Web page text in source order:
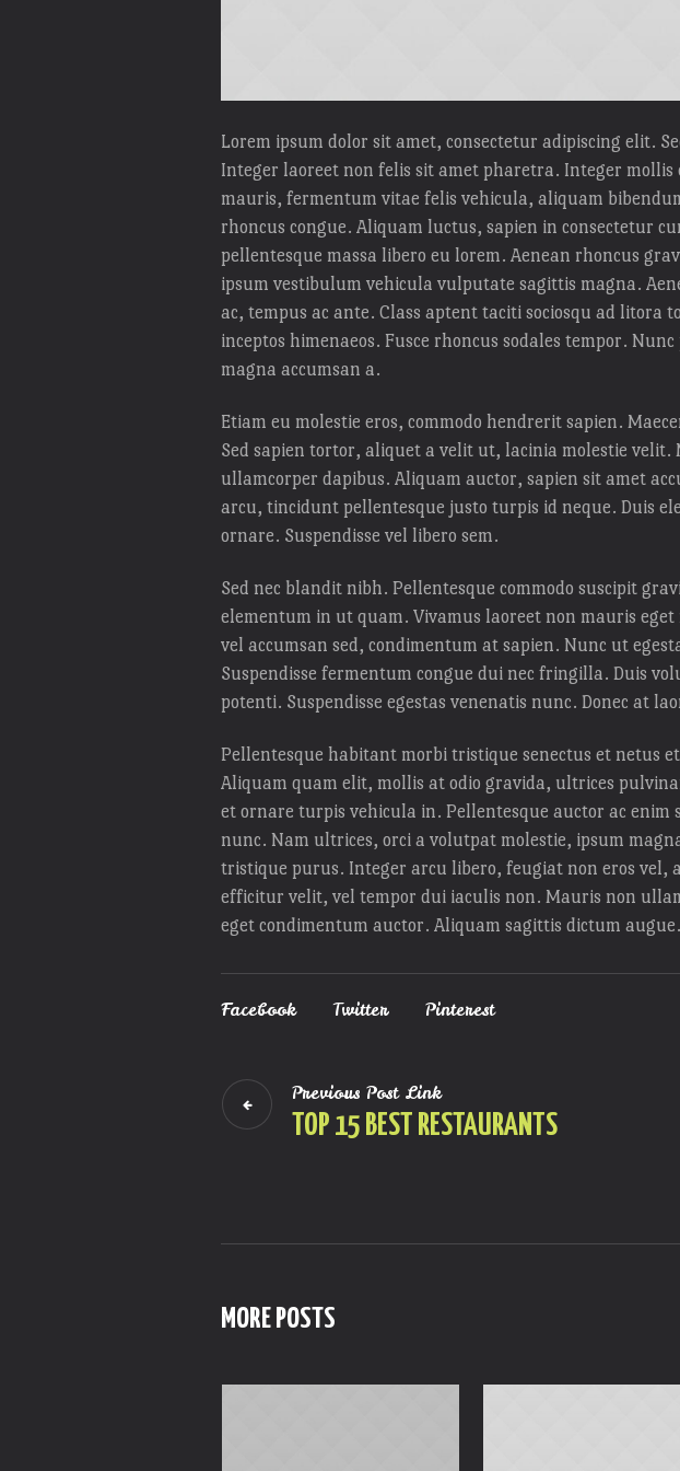
Lorem ipsum dolor sit amet, consectetur adipiscing elit.
Integer laoreet non felis sit amet pharetra. Integer
mauris, fermentum vitae felis vehicula, aliquam
rhoncus congue. Aliquam luctus, sapien in consectetur
pellentesque massa libero eu lorem. Aenean rhoncus
ipsum vestibulum vehicula vulputate sagittis magna.
ac, tempus ac ante. Class aptent taciti sociosqu ad litora
inceptos himenaeos. Fusce rhoncus sodales tempor.
magna accumsan a.
Etiam eu molestie eros, commodo hendrerit sapien.
Sed sapien tortor, aliquet a velit ut, lacinia molestie velit.
ullamcorper dapibus. Aliquam auctor, sapien sit amet
arcu, tincidunt pellentesque justo turpis id neque. Duis
ornare. Suspendisse vel libero sem.
Sed nec blandit nibh. Pellentesque commodo suscipit
elementum in ut quam. Vivamus laoreet non mauris
vel accumsan sed, condimentum at sapien. Nunc ut
Suspendisse fermentum congue dui nec fringilla. Duis
potenti. Suspendisse egestas venenatis nunc. Donec at
Pellentesque habitant morbi tristique senectus et netus
Aliquam quam elit, mollis at odio gravida, ultrices
et ornare turpis vehicula in. Pellentesque auctor ac enim
nunc. Nam ultrices, orci a volutpat molestie, ipsum
tristique purus. Integer arcu libero, feugiat non eros vel,
efficitur velit, vel tempor dui iaculis non. Mauris non
eget condimentum auctor. Aliquam sagittis dictum
Facebook Twitter Pinterest
Previous Post Link
TOP 15 BEST RESTAURANTS
MORE POSTS